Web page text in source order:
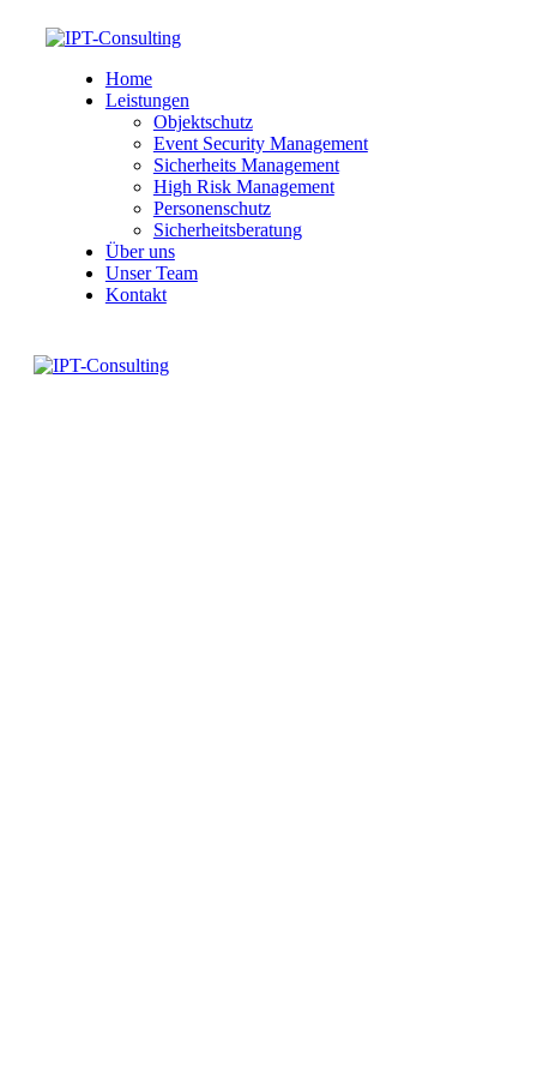
Home
Leistungen
Objektschutz
Event Security Management
Sicherheits Management
High Risk Management
Personenschutz
Sicherheitsberatung
Über uns
Unser Team
Kontakt